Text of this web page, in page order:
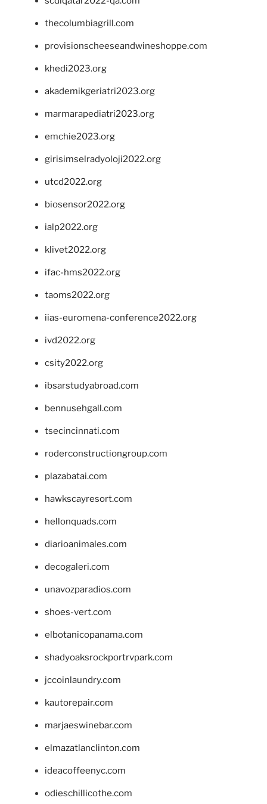
thecolumbiagrill.com
provisionscheeseandwineshoppe.com
khedi2023.org
akademikgeriatri2023.org
marmarapediatri2023.org
emchie2023.org
girisimselradyoloji2022.org
utcd2022.org
biosensor2022.org
ialp2022.org
klivet2022.org
ifac-hms2022.org
taoms2022.org
iias-euromena-conference2022.org
ivd2022.org
csity2022.org
ibsarstudyabroad.com
bennusehgall.com
tsecincinnati.com
roderconstructiongroup.com
plazabatai.com
hawkscayresort.com
hellonquads.com
diarioanimales.com
decogaleri.com
unavozparadios.com
shoes-vert.com
elbotanicopanama.com
shadyoaksrockportrvpark.com
jccoinlaundry.com
kautorepair.com
marjaeswinebar.com
elmazatlanclinton.com
ideacoffeenyc.com
odieschillicothe.com